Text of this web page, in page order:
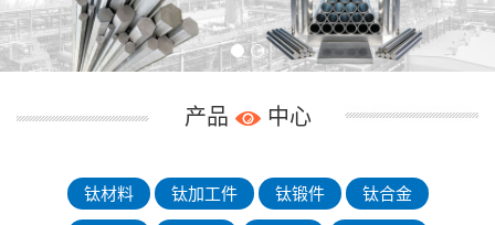
产品 中心
钛材料 钛加工件 钛锻件 钛合金